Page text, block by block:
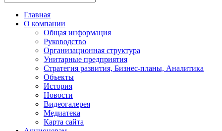
Главная
О компании
Общая информация
Руководство
Организационная структура
Унитарные предприятия
Стратегия развития, Бизнес-планы, Аналитика
Объекты
История
Новости
Видеогалерея
Медиатека
Карта сайта